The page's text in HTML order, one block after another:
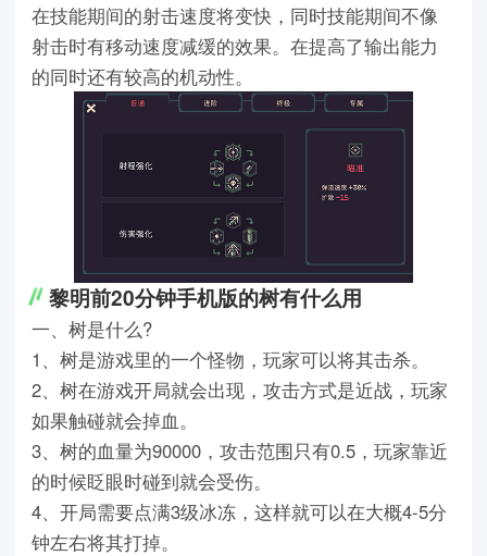
在技能期间的射击速度将变快，同时技能期间不像
射击时有移动速度减缓的效果。在提高了输出能力
的同时还有较高的机动性。
黎明前20分钟手机版的树有什么用
一、树是什么?
1、树是游戏里的一个怪物，玩家可以将其击杀。
2、树在游戏开局就会出现，攻击方式是近战，玩家
如果触碰就会掉血。
3、树的血量为90000，攻击范围只有0.5，玩家靠近
的时候眨眼时碰到就会受伤。
4、开局需要点满3级冰冻，这样就可以在大概4-5分
钟左右将其打掉。